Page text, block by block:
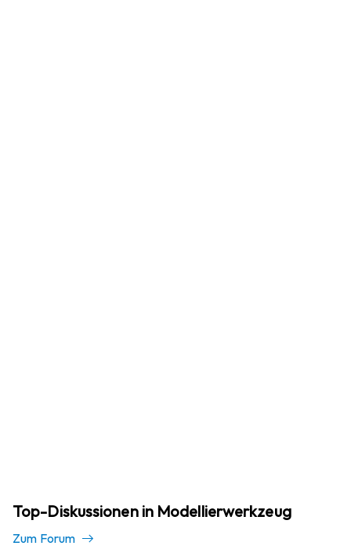
Top-Diskussionen in Modellierwerkzeug
Zum Forum